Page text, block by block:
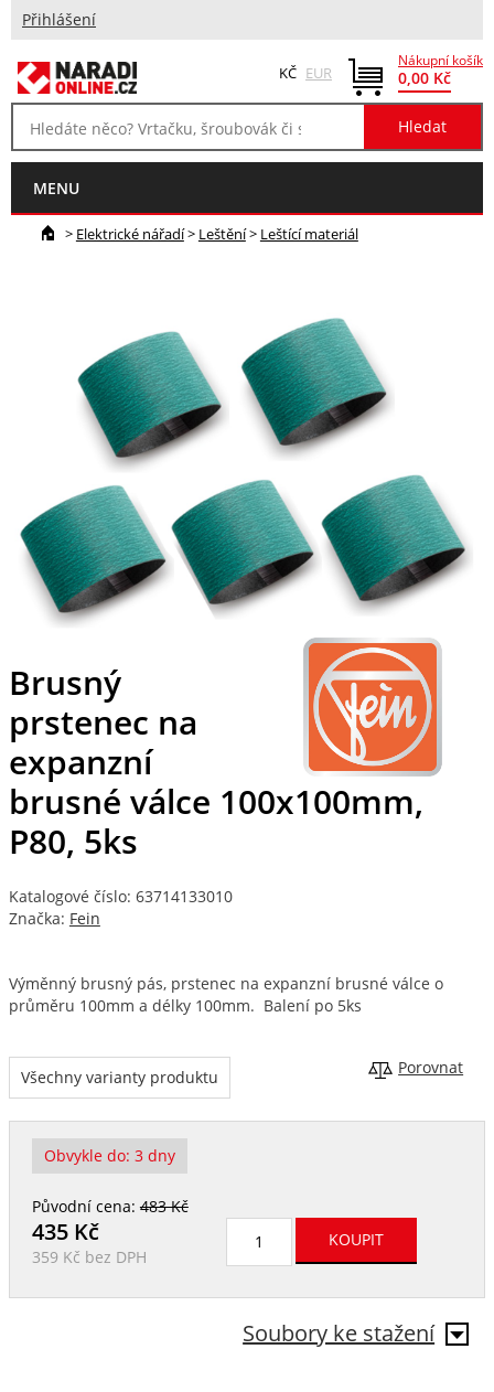
Přihlášení
Nákupní košík
0,00 Kč
KČ EUR
MENU
> Elektrické nářadí> Leštění> Leštící materiál
Brusný
prstenec na
expanzní
brusné válce 100x100mm,
P80, 5ks
Katalogové číslo: 63714133010
Značka: Fein
Výměnný brusný pás, prstenec na expanzní brusné válce o
průměru 100mm a délky 100mm. Balení po 5ks
Porovnat
Všechny varianty produktu
Obvykle do: 3 dny
Původní cena:483 Kč
435Kč
359 Kč bez DPH
Soubory ke stažení